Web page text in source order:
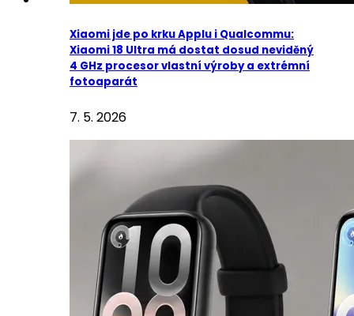
Xiaomi jde po krku Applu i Qualcommu:
Xiaomi 18 Ultra má dostat dosud neviděný
4 GHz procesor vlastní výroby a extrémní
fotoaparát
7. 5. 2026